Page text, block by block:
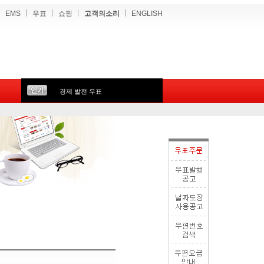
EMS 우표 쇼핑 고객의소리 ENGLISH
경제 발전 우표